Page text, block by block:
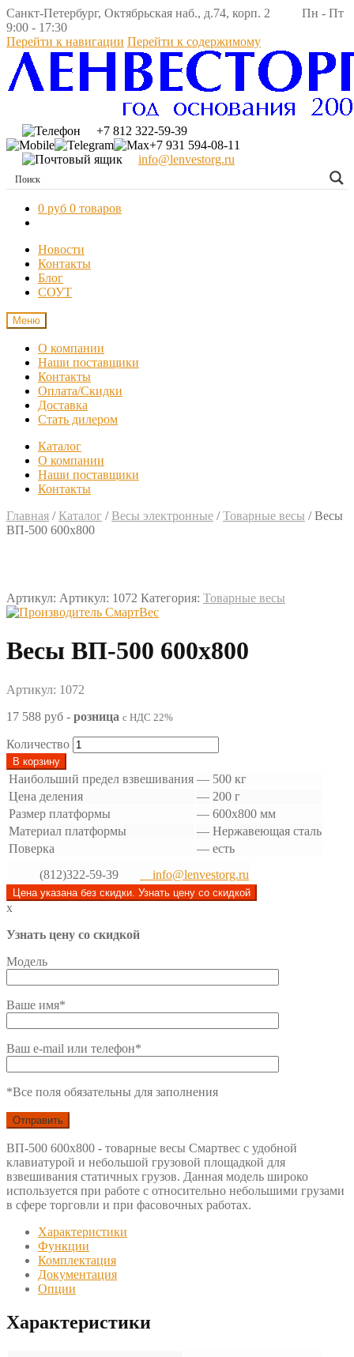
Санкт-Петербург, Октябрьская наб., д.74, корп. 2 Пн - Пт
9:00 - 17:30
Перейти к навигации Перейти к содержимому
+7 812 322-59-39
+7 931 594-08-11
info@lenvestorg.ru
0 руб 0 товаров
Новости
Контакты
Блог
СОУТ
Меню
О компании
Наши поставщики
Контакты
Оплата/Скидки
Доставка
Стать дилером
Каталог
О компании
Наши поставщики
Контакты
Главная / Каталог / Весы электронные /Товарные весы /Весы
ВП-500 600х800
Артикул: Артикул: 1072 Категория: Товарные весы
Весы ВП-500 600х800
Артикул: 1072
17 588 руб - розница с НДС 22%
Количество
В корзину
Наибольший предел взвешивания — 500 кг
Цена деления
— 200 г
Размер платформы
— 600x800 мм
Материал платформы
— Нержавеющая сталь
Поверка
— есть
(812)322-59-39
info@lenvestorg.ru
Цена указана без скидки. Узнать цену со скидкой
x
Узнать цену со скидкой
Модель
Ваше имя*
Ваш e-mail или телефон*
*Все поля обязательны для заполнения
ВП-500 600x800 - товарные весы Смартвес с удобной
клавиатурой и небольшой грузовой площадкой для
взвешивания статичных грузов. Данная модель широко
используется при работе с относительно небольшими грузами
в сфере торговли и при фасовочных работах.
Характеристики
Функции
Комплектация
Документация
Опции
Характеристики